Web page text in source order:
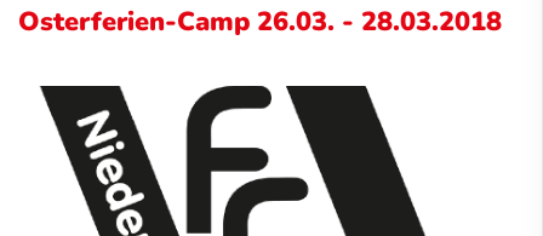
Osterferien-Camp 26.03. - 28.03.2018